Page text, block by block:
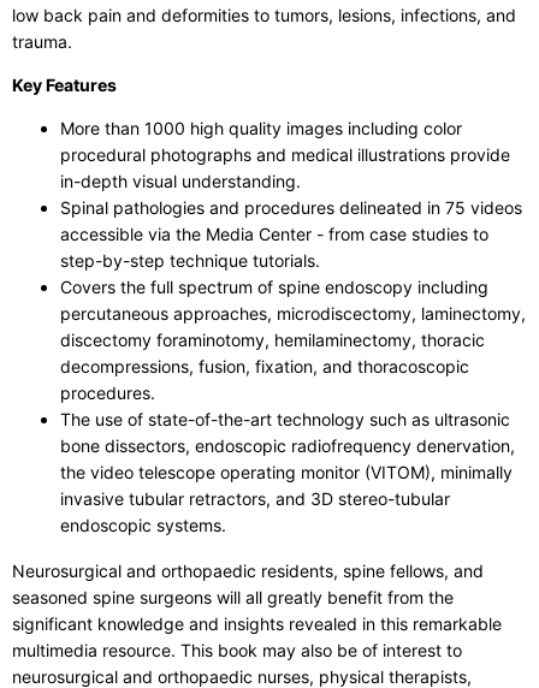
low back pain and deformities to tumors, lesions, infections, and
trauma.
Key Features
More than 1000 high quality images including color
procedural photographs and medical illustrations provide
in-depth visual understanding.
Spinal pathologies and procedures delineated in 75 videos
accessible via the Media Center - from case studies to
step-by-step technique tutorials.
Covers the full spectrum of spine endoscopy including
percutaneous approaches, microdiscectomy, laminectomy,
discectomy foraminotomy, hemilaminectomy, thoracic
decompressions, fusion, fixation, and thoracoscopic
procedures.
The use of state-of-the-art technology such as ultrasonic
bone dissectors, endoscopic radiofrequency denervation,
the video telescope operating monitor (VITOM), minimally
invasive tubular retractors, and 3D stereo-tubular
endoscopic systems.
Neurosurgical and orthopaedic residents, spine fellows, and
seasoned spine surgeons will all greatly benefit from the
significant knowledge and insights revealed in this remarkable
multimedia resource. This book may also be of interest to
neurosurgical and orthopaedic nurses, physical therapists,